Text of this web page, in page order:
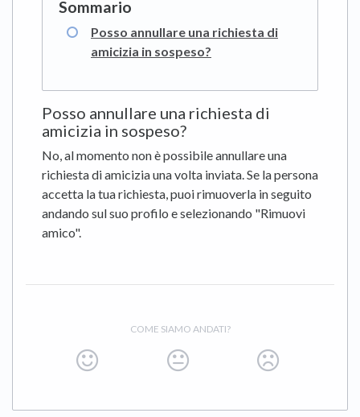
Posso annullare una richiesta di
amicizia in sospeso?
Posso annullare una richiesta di
amicizia in sospeso?
No, al momento non è possibile annullare una
richiesta di amicizia una volta inviata. Se la persona
accetta la tua richiesta, puoi rimuoverla in seguito
andando sul suo profilo e selezionando "Rimuovi
amico".
COME SIAMO ANDATI?